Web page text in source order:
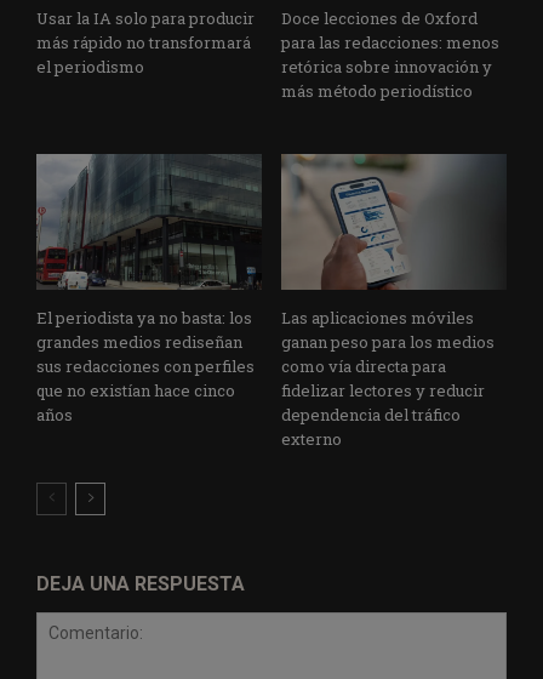
Usar la IA solo para producir
más rápido no transformará
el periodismo
Doce lecciones de Oxford
para las redacciones: menos
retórica sobre innovación y
más método periodístico
El periodista ya no basta: los
grandes medios rediseñan
sus redacciones con perfiles
que no existían hace cinco
años
Las aplicaciones móviles
ganan peso para los medios
como vía directa para
fidelizar lectores y reducir
dependencia del tráfico
externo
DEJA UNA RESPUESTA